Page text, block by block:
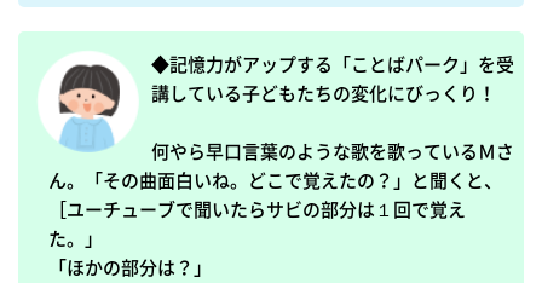
◆記憶力がアップする「ことばパーク」を受
講している子どもたちの変化にびっくり！
何やら早口言葉のような歌を歌っているＭさ
ん。「その曲面白いね。どこで覚えたの？」と聞くと、
［ユーチューブで聞いたらサビの部分は１回で覚え
た。」
「ほかの部分は？」